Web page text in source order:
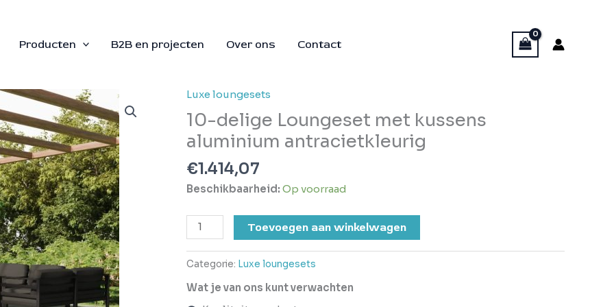
Producten B2B en projecten Over ons Contact
Luxe loungesets
10-delige Loungeset met kussens
aluminium antracietkleurig
€1.414,07
Beschikbaarheid: Op voorraad
10-
delige
Loungeset
met
kussens
aluminium
antracietkleurig
Toevoegen aan winkelwagen
Categorie: Luxe loungesets
Wat je van ons kunt verwachten